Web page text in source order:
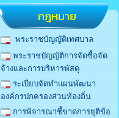
กฎหมาย
พระราชบัญญัติเทศบาล
พระราชบัญญัติการจัดซื้อจัด
จ้างและการบริหารพัสดุ
ระเบียบจัดทำแผนพัฒนา
องค์กรปกครองส่วนท้องถิ่น
การพิจารณาชี้ขาดการยุติข้อ